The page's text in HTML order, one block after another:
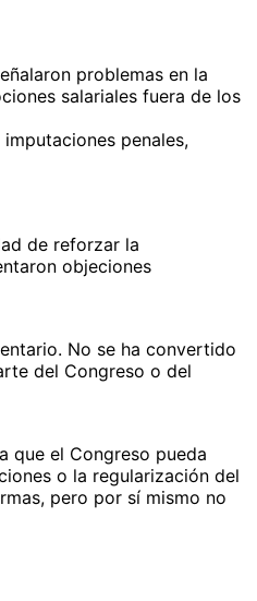
problemas en la
salariales fuera de los
penales,
de reforzar la
objeciones
No se ha convertido
del Congreso o del
que el Congreso pueda
o la regularización del
pero por sí mismo no